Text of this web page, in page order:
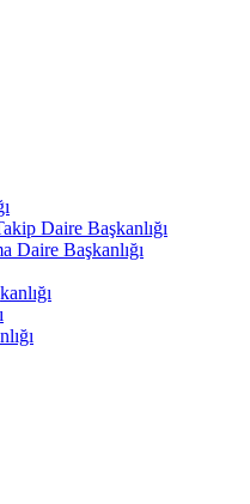
Daire Başkanlığı
Daire Başkanlığı